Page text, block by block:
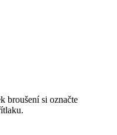
broušení si označte